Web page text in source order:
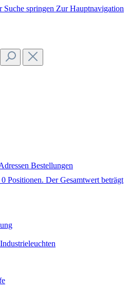
Suche springen Zur Hauptnavigation
Bestellungen
Positionen. Der Gesamtwert beträgt